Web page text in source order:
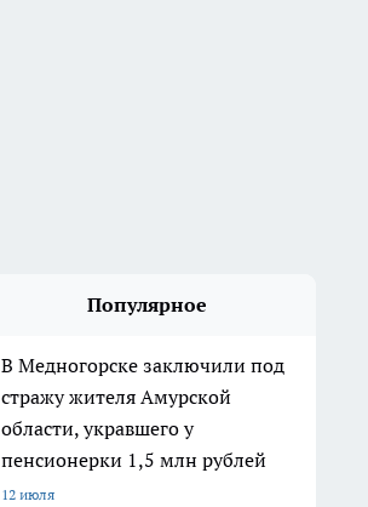
Популярное
В Медногорске заключили под
стражу жителя Амурской
области, укравшего у
пенсионерки 1,5 млн рублей
12 июля